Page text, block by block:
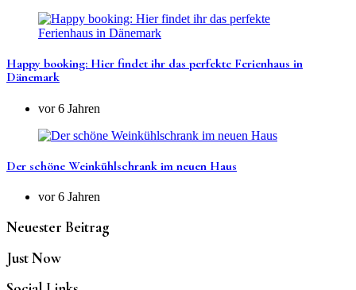
Happy booking: Hier findet ihr das perfekte Ferienhaus in
Dänemark
vor 6 Jahren
Der schöne Weinkühlschrank im neuen Haus
vor 6 Jahren
Neuester Beitrag
Just Now